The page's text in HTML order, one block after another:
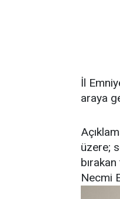
İl
araya
üzere;
Necmi